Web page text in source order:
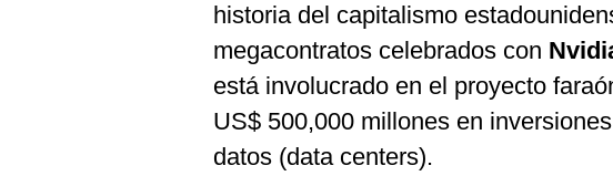
historia del capitalismo
megacontratos celebrados con
está involucrado en el proyecto
US$ 500,000 millones en
datos (data centers).